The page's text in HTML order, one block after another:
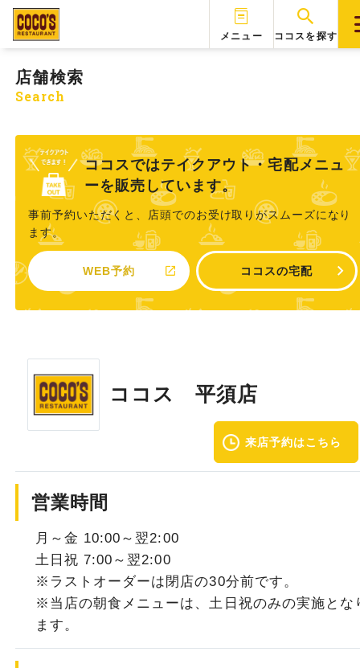
メニュー ココスを探す
店舗検索
Search
ココスではテイクアウト・宅配メニュ
ーを販売しています。
事前予約いただくと、店頭でのお受け取りがスムーズになり
ます。
WEB予約 ココスの宅配
ココス 平須店
来店予約はこちら
営業時間
月～金 10:00～翌2:00
土日祝 7:00～翌2:00
※ラストオーダーは閉店の30分前です。
※当店の朝食メニューは、土日祝のみの実施とな
ます。